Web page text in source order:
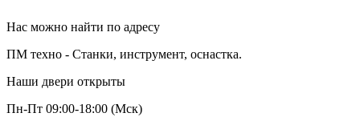
Нас можно найти по адресу
ПМ техно - Станки, инструмент, оснастка.
Наши двери открыты
Пн-Пт 09:00-18:00 (Мск)